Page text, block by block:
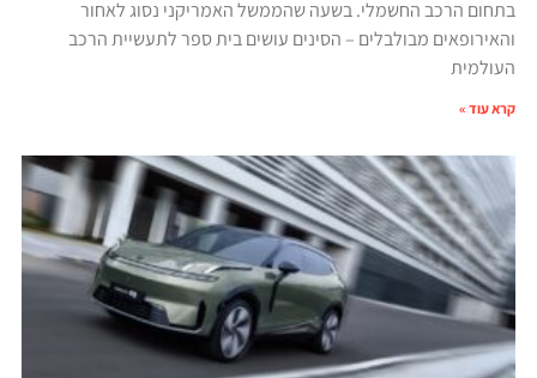
בתחום הרכב החשמלי. בשעה שהממשל האמריקני נסוג לאחור
והאירופאים מבולבלים – הסינים עושים בית ספר לתעשיית הרכב
העולמית
קרא עוד »